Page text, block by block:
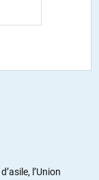
les comptes de
artifices
l’Union